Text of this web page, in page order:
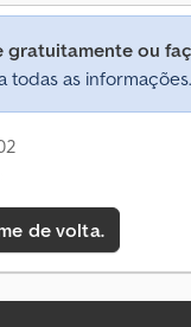
gratuitamente ou
todas as informações.
de volta.